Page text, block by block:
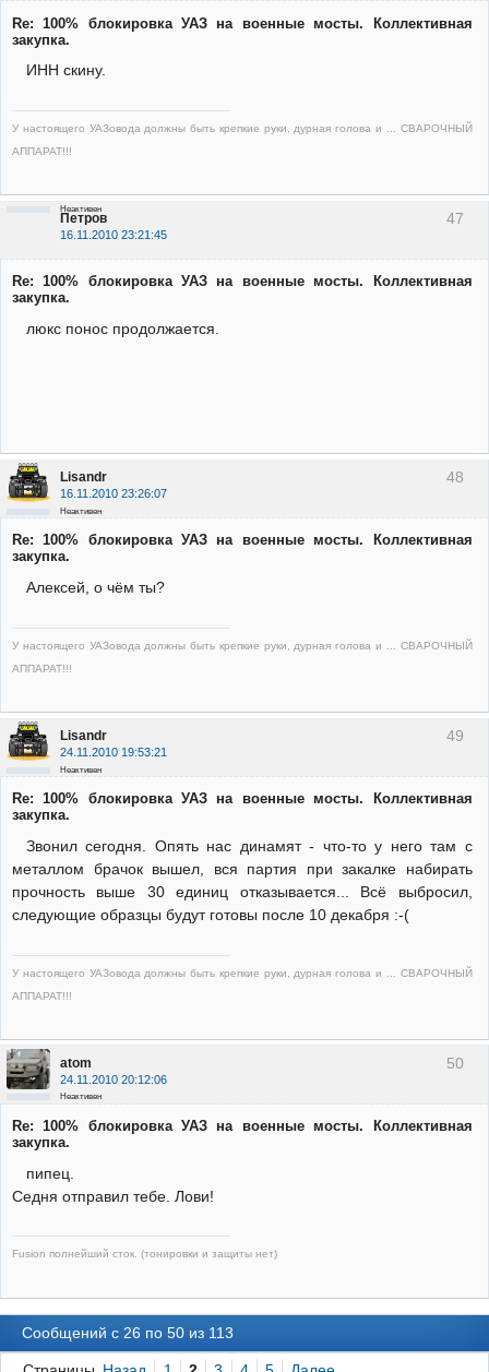
Re: 100% блокировка УАЗ на военные мосты. Коллективная
закупка.
ИНН скину.
У настоящего УАЗовода должны быть крепкие руки, дурная голова и ... СВАРОЧНЫЙ
АППАРАТ!!!
47
Петров
16.11.2010 23:21:45
Неактивен
Re: 100% блокировка УАЗ на военные мосты. Коллективная
закупка.
люкс понос продолжается.
48
Lisandr
16.11.2010 23:26:07
Неактивен
Re: 100% блокировка УАЗ на военные мосты. Коллективная
закупка.
Алексей, о чём ты?
У настоящего УАЗовода должны быть крепкие руки, дурная голова и ... СВАРОЧНЫЙ
АППАРАТ!!!
49
Lisandr
24.11.2010 19:53:21
Неактивен
Re: 100% блокировка УАЗ на военные мосты. Коллективная
закупка.
Звонил сегодня. Опять нас динамят - что-то у него там с
металлом брачок вышел, вся партия при закалке набирать
прочность выше 30 единиц отказывается... Всё выбросил,
следующие образцы будут готовы после 10 декабря :-(
У настоящего УАЗовода должны быть крепкие руки, дурная голова и ... СВАРОЧНЫЙ
АППАРАТ!!!
50
atom
24.11.2010 20:12:06
Неактивен
Re: 100% блокировка УАЗ на военные мосты. Коллективная
закупка.
пипец.
Седня отправил тебе. Лови!
Fusion полнейший сток. (тонировки и защиты нет)
Сообщений с 26 по 50 из 113